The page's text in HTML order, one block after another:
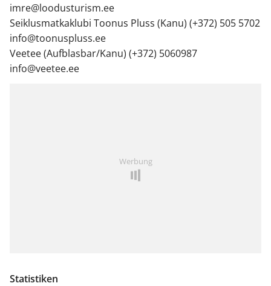
imre@loodusturism.ee
Seiklusmatkaklubi Toonus Pluss (Kanu) (+372) 505 5702
info@toonuspluss.ee
Veetee (Aufblasbar/Kanu) (+372) 5060987
info@veetee.ee
Werbung
Statistiken